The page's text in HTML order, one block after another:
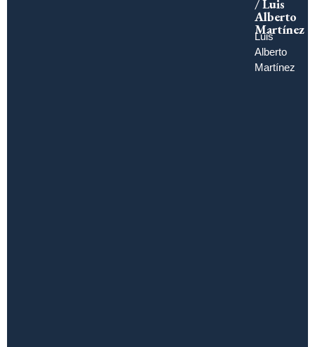
/ Luis
Alberto
Martínez
Luis
Alberto
Martínez